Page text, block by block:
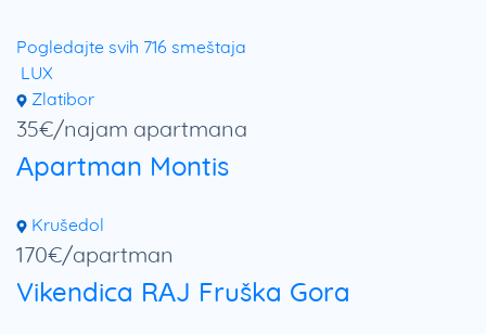
Pogledajte svih 716 smeštaja
LUX
Zlatibor
35€/najam apartmana
Apartman Montis
Krušedol
170€/apartman
Vikendica RAJ Fruška Gora